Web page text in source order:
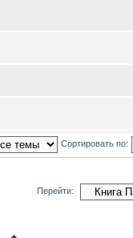
Сортировать по:
Перейти: